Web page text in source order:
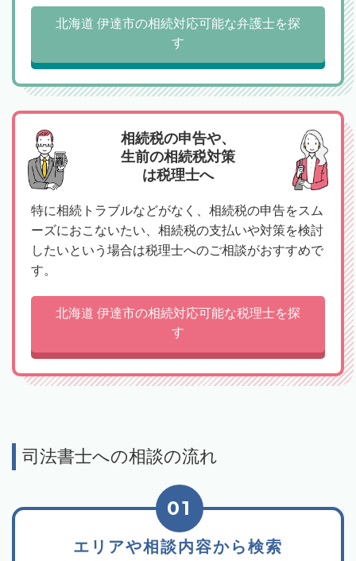
北海道 伊達市の相続対応可能な弁護士を探
す
相続税の申告や、
生前の相続税対策
は税理士へ
特に相続トラブルなどがなく、相続税の申告をスム
ーズにおこないたい、相続税の支払いや対策を検討
したいという場合は税理士へのご相談がおすすめで
す。
北海道 伊達市の相続対応可能な税理士を探
す
司法書士への相談の流れ
エリアや相談内容から検索
01